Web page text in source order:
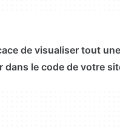
de visualiser tout
le code de votre